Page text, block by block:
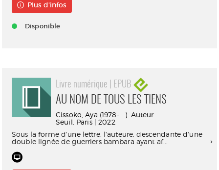
Plus d'infos
Disponible
Livre numérique | EPUB
AU NOM DE TOUS LES TIENS
Cissoko, Aya (1978-....). Auteur
Seuil. Paris | 2022
Sous la forme d'une lettre, l'auteure, descendante d'une
double lignée de guerriers bambara ayant af...